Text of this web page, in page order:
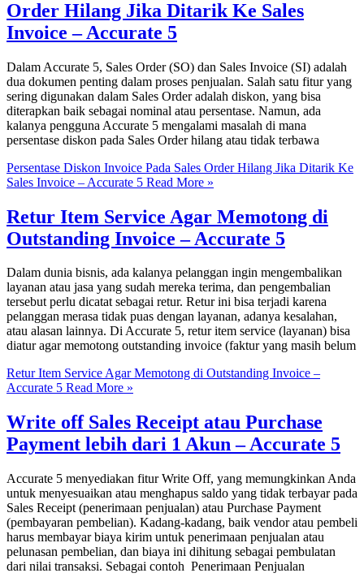
Order Hilang Jika Ditarik Ke Sales
Invoice – Accurate 5
Dalam Accurate 5, Sales Order (SO) dan Sales Invoice (SI) adalah
dua dokumen penting dalam proses penjualan. Salah satu fitur yang
sering digunakan dalam Sales Order adalah diskon, yang bisa
diterapkan baik sebagai nominal atau persentase. Namun, ada
kalanya pengguna Accurate 5 mengalami masalah di mana
persentase diskon pada Sales Order hilang atau tidak terbawa
Persentase Diskon Invoice Pada Sales Order Hilang Jika Ditarik Ke
Sales Invoice – Accurate 5 Read More »
Retur Item Service Agar Memotong di
Outstanding Invoice – Accurate 5
Dalam dunia bisnis, ada kalanya pelanggan ingin mengembalikan
layanan atau jasa yang sudah mereka terima, dan pengembalian
tersebut perlu dicatat sebagai retur. Retur ini bisa terjadi karena
pelanggan merasa tidak puas dengan layanan, adanya kesalahan,
atau alasan lainnya. Di Accurate 5, retur item service (layanan) bisa
diatur agar memotong outstanding invoice (faktur yang masih belum
Retur Item Service Agar Memotong di Outstanding Invoice –
Accurate 5 Read More »
Write off Sales Receipt atau Purchase
Payment lebih dari 1 Akun – Accurate 5
Accurate 5 menyediakan fitur Write Off, yang memungkinkan Anda
untuk menyesuaikan atau menghapus saldo yang tidak terbayar pada
Sales Receipt (penerimaan penjualan) atau Purchase Payment
(pembayaran pembelian). Kadang-kadang, baik vendor atau pembeli
harus membayar biaya kirim untuk penerimaan penjualan atau
pelunasan pembelian, dan biaya ini dihitung sebagai pembulatan
dari nilai transaksi. Sebagai contoh Penerimaan Penjualan